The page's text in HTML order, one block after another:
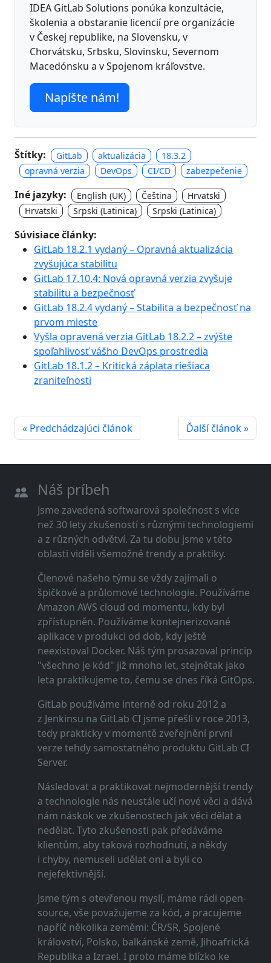
IDEA GitLab Solutions ponúka konzultácie,
školenia a obstaranie licencií pre organizácie
v Českej republike, na Slovensku, v
Chorvátsku, Srbsku, Slovinsku, Severnom
Macedónsku a v Spojenom kráľovstve.
Napíšte nám!
Štítky: GitLab aktualizácia
18.3.2
opravná verzia
DevOps CI/CD zabezpečenie
Iné jazyky: English (UK) Čeština
Hrvatski
Hrvatski
Srpski (Latinica) Srpski (Latinica)
Súvisiace články:
GitLab 18.2.1 vydaný – Opravná aktualizácia
zvyšujúca stabilitu
GitLab 17.10.4: Nová opravná verzia zvyšuje
stabilitu a bezpečnosť
GitLab 18.2.4 vydaný – Stabilita a bezpečnosť na
prvom mieste
Vyšla opravená verzia GitLab 18.2.2 – zvýšte
spoľahlivosť vášho DevOps prostredia
GitLab 18.1.2 – Kritická záplata riešiac a
zraniteľnosti
« Predchádzajúci článok Ďalší článok »
Náš príbeh
Jsme zavedená softwarová společnost s více
než 30 lety zkušeností s různými technologiemi
a z různých odvětví. Za tu dobu jsme v této
oblasti viděli všemožné trendy a praktiky.
Členové našeho týmu se vždy zajímali o
špičkové a průlomové technologie. Používáme
Amazon AWS cloud od momentu, kdy byl
zpřístupněn. Používáme kontejnerizované
aplikace v produkci od dob, kdy ještě
neexistoval Docker. Náš tým prosazoval princip
"všechno je kód" již mnoho let, stejnětak jako
leta praktikujeme to, čemu se dnes říká GitOps.
GitLab používáme interně od roku 2012 a
z Jenkinsu na GitLab CI jsme přešli v roce 2013,
tedy prakticky v momentě zveřejnění první
verze tehdy samostatného produktu GitLab CI
Server.
Následovat a praktikovat nejmodernější trendy
a technologie nás neustále učí nové věci a dává
nám náskok ve zkušenostech jak věci dělat a
nedělat. Tyto zkušenosti pak předáváme
klientům, aby taková rozhodnutí, a někdy
i chyby, nemuseli udělat oni a byli co
nejefektivnější.
Jsme tým s otevřenou myslí, máme rádi open-
source, vše považujeme za kód, a pracujeme
napříč několika zeměmi: ČR/SR, Spojené
království, Polsko, balkánské země, Jihoafrická
Republika a Izrael. I proto máme blízko ke